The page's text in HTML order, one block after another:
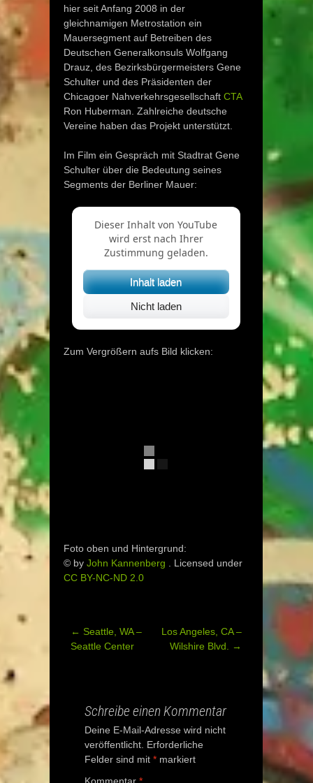
hier seit Anfang 2008 in der
gleichnamigen Metrostation ein
Mauersegment auf Betreiben des
Deutschen Generalkonsuls Wolfgang
Drauz, des Bezirksbürgermeisters Gene
Schulter und des Präsidenten der
Chicagoer Nahverkehrsgesellschaft CTA
Ron Huberman. Zahlreiche deutsche
Vereine haben das Projekt unterstützt.
Im Film ein Gespräch mit Stadtrat Gene
Schulter über die Bedeutung seines
Segments der Berliner Mauer:
Dieser Inhalt von YouTube
wird erst nach Ihrer
Zustimmung geladen.
Inhalt laden
Nicht laden
Zum Vergrößern aufs Bild klicken:
Foto oben und Hintergrund:
© by John Kannenberg
. Licensed under
CC BY-NC-ND 2.0
Post
← Seattle, WA –
Seattle Center
Los Angeles, CA –
Wilshire Blvd.
→
Schreibe einen Kommentar
Deine E-Mail-Adresse wird nicht
veröffentlicht. Erforderliche
Felder sind mit * markiert